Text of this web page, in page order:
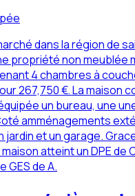
dans la région de
propriété non meublée
4 chambres à
267,750 €. La maison
un bureau, une
amménagements
jardin et un garage.
atteint un DPE de
GES de A.